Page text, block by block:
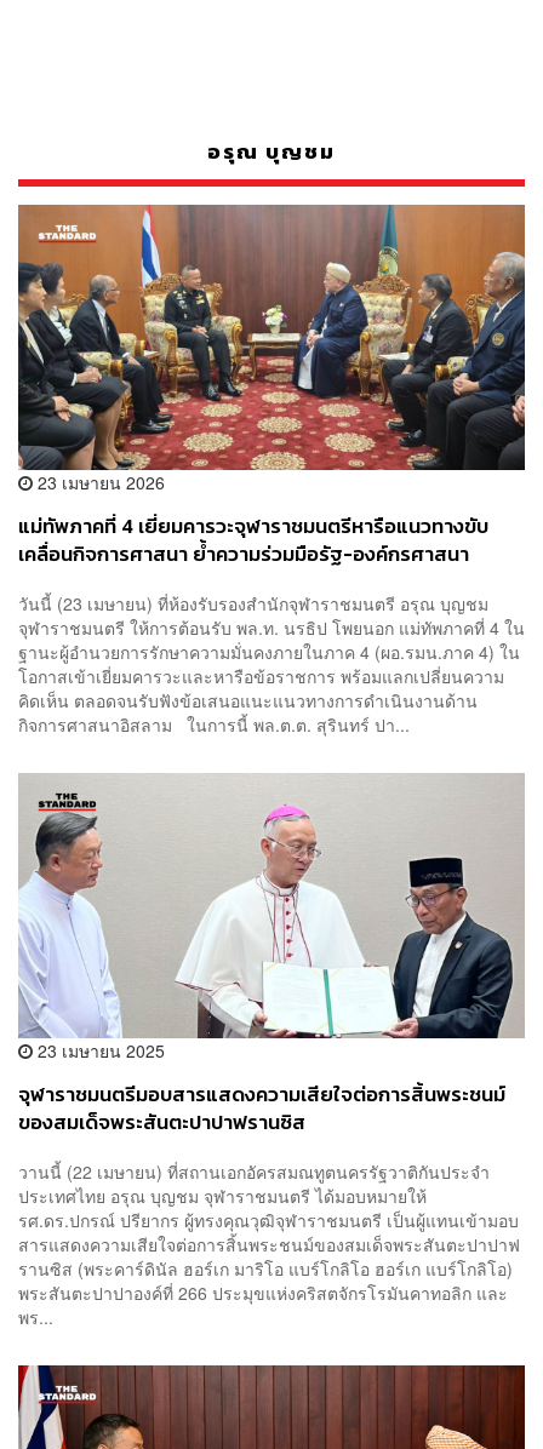
อรุณ บุญชม
23 เมษายน 2026
แม่ทัพภาคที่ 4 เยี่ยมคารวะจุฬาราชมนตรีหารือแนวทางขับ
เคลื่อนกิจการศาสนา ย้ำความร่วมมือรัฐ-องค์กรศาสนา
วันนี้ (23 เมษายน) ที่ห้องรับรองสำนักจุฬาราชมนตรี อรุณ บุญชม
จุฬาราชมนตรี ให้การต้อนรับ พล.ท. นรธิป โพยนอก แม่ทัพภาคที่ 4 ใน
ฐานะผู้อำนวยการรักษาความมั่นคงภายในภาค 4 (ผอ.รมน.ภาค 4) ใน
โอกาสเข้าเยี่ยมคารวะและหารือข้อราชการ พร้อมแลกเปลี่ยนความ
คิดเห็น ตลอดจนรับฟังข้อเสนอแนะแนวทางการดำเนินงานด้าน
กิจการศาสนาอิสลาม ในการนี้ พล.ต.ต. สุรินทร์ ปา...
23 เมษายน 2025
จุฬาราชมนตรีมอบสารแสดงความเสียใจต่อการสิ้นพระชนม์
ของสมเด็จพระสันตะปาปาฟรานซิส
วานนี้ (22 เมษายน) ที่สถานเอกอัครสมณทูตนครรัฐวาติกันประจำ
ประเทศไทย อรุณ บุญชม จุฬาราชมนตรี ได้มอบหมายให้
รศ.ดร.ปกรณ์ ปรียากร ผู้ทรงคุณวุฒิจุฬาราชมนตรี เป็นผู้แทนเข้ามอบ
สารแสดงความเสียใจต่อการสิ้นพระชนม์ของสมเด็จพระสันตะปาปาฟ
รานซิส (พระคาร์ดินัล ฮอร์เก มาริโอ แบร์โกลิโอ ฮอร์เก แบร์โกลิโอ)
พระสันตะปาปาองค์ที่ 266 ประมุขแห่งคริสตจักรโรมันคาทอลิก และ
พร...